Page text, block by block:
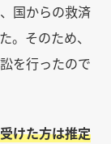
国からの救済
。そのため、
を行ったので
けた方は推定